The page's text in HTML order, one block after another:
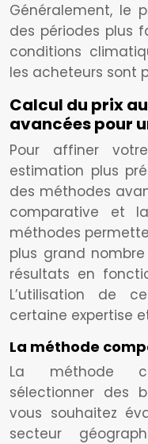
Généralement, le
des périodes plus
conditions
les acheteurs sont
Calcul du prix
avancées pour
Pour affiner
estimation plus
des méthodes
comparative et
méthodes
plus grand
résultats en
L’utilisation de
certaine expertise
La méthode
La méthode
sélectionner des
vous souhaitez
secteur